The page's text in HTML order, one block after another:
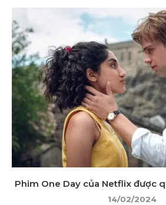
Phim One Day của Netflix được
14/02/2024